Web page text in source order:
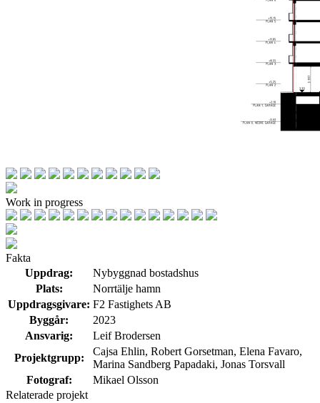
Work in progress
Fakta
Uppdrag:
Nybyggnad bostadshus
Plats:
Norrtälje hamn
Uppdragsgivare: F2 Fastighets AB
Byggår:
2023
Ansvarig:
Leif Brodersen
Projektgrupp:
Cajsa Ehlin, Robert Gorsetman, Elena Favaro,
Marina Sandberg Papadaki, Jonas Torsvall
Fotograf:
Mikael Olsson
Relaterade projekt